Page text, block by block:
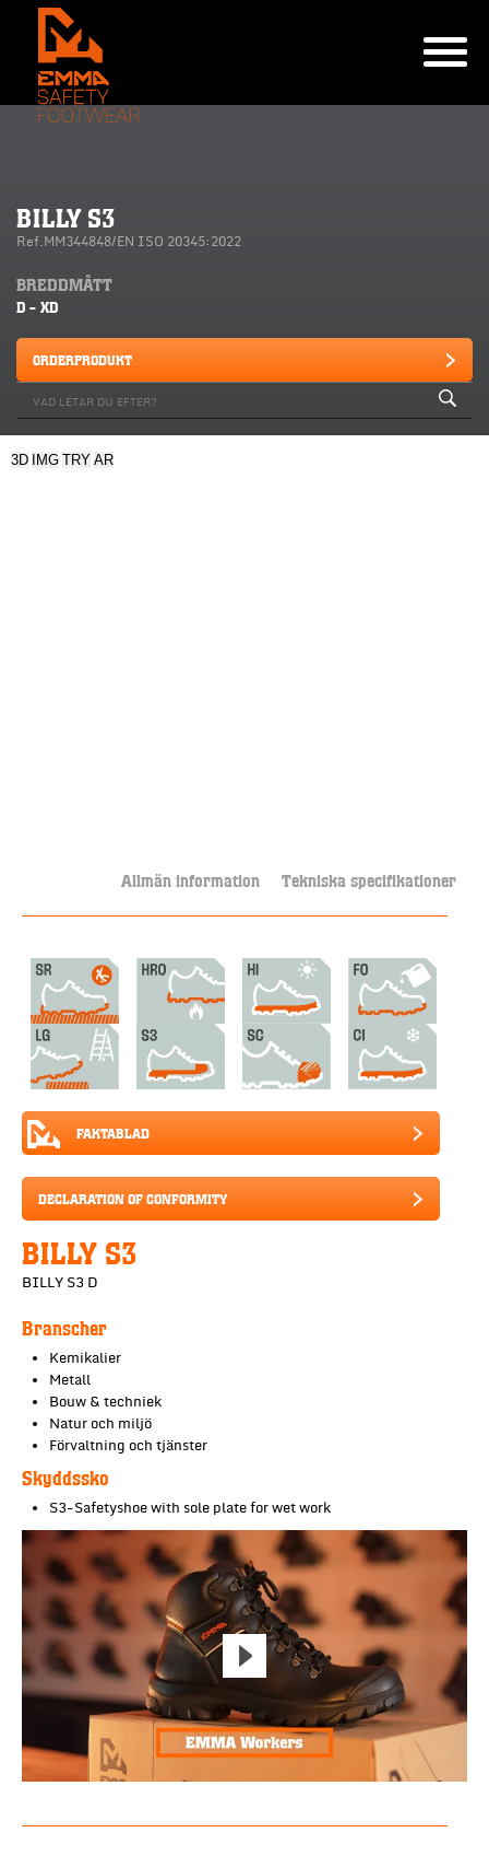
BILLY S3
Ref.MM344848/EN ISO 20345:2022
BREDDMÅTT
D - XD
ORDERPRODUKT
3D IMG TRY AR
Allmän information Tekniska specifikationer
FAKTABLAD
DECLARATION OF CONFORMITY
BILLY S3
BILLY S3 D
Branscher
Kemikalier
Metall
Bouw & techniek
Natur och miljö
Förvaltning och tjänster
Skyddssko
S3-Safetyshoe with sole plate for wet work